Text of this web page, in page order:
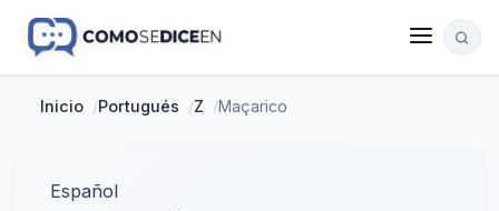
Inicio /Portugués /Z /Maçarico
Español